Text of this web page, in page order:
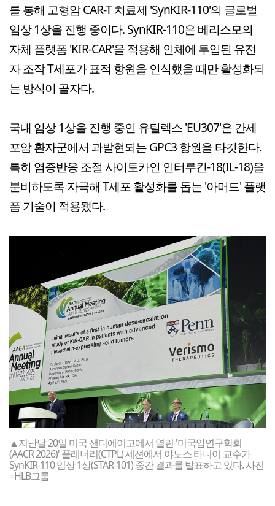
를 통해 고형암 CAR-T 치료제 'SynKIR-110'의 글로벌
임상 1상을 진행 중이다. SynKIR-110은 베리스모의
자체 플랫폼 'KIR-CAR'을 적용해 인체에 투입된 유전
자 조작 T세포가 표적 항원을 인식했을 때만 활성화되
는 방식이 골자다.
국내 임상 1상을 진행 중인 유틸렉스 'EU307'은 간세
포암 환자군에서 과발현되는 GPC3 항원을 타깃한다.
특히 염증반응 조절 사이토카인 인터루킨-18(IL-18)을
분비하도록 자극해 T세포 활성화를 돕는 '아머드' 플랫
폼 기술이 적용됐다.
▲지난달 20일 미국 샌디에이고에서 열린 '미국암연구학회
(AACR 2026)' 플레너리(CTPL) 세션에서 야노스 타니이 교수가
SynKIR-110 임상 1상(STAR-101) 중간 결과를 발표하고 있다. 사진
=HLB그룹